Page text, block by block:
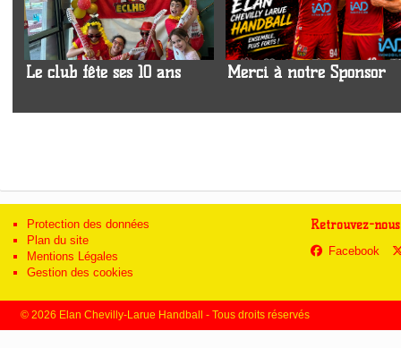
Le club fête ses 10 ans Merci à notre Sponsor
Protection des données
Plan du site
Mentions Légales
Gestion des cookies
Retrouvez-
Facebook
© 2026 Elan Chevilly-Larue Handball - Tous droits réservés